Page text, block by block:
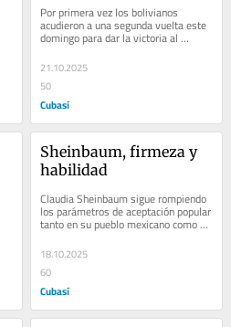
Por primera vez los bolivianos
acudieron a una segunda vuelta este
domingo para dar la victoria al
conservador Rodrigo Paz, del Partido
Demócrata...
21.10.2025
50
Cubasí
Sheinbaum, firmeza y
habilidad
Claudia Sheinbaum sigue rompiendo
los parámetros de aceptación popular
tanto en su pueblo mexicano como
Latinoamérica, llamándose a
respetar hasta...
18.10.2025
60
Cubasí